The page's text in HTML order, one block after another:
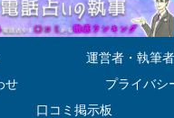
運営者・執筆
せ
プライバシ
口コミ掲示板